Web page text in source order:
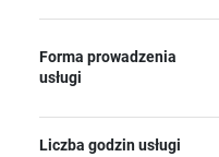
Forma prowadzenia
usługi
Liczba godzin usługi